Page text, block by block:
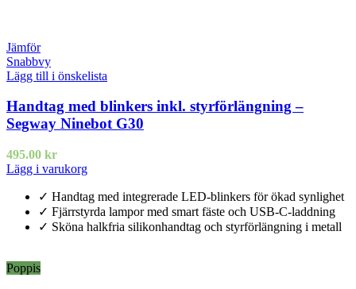
Jämför
Snabbvy
Lägg till i önskelista
Handtag med blinkers inkl. styrförlängning –
Segway Ninebot G30
495.00 kr
Lägg i varukorg
✓ Handtag med integrerade LED-blinkers för ökad synlighet
✓ Fjärrstyrda lampor med smart fäste och USB-C-laddning
✓ Sköna halkfria silikonhandtag och styrförlängning i metall
Poppis